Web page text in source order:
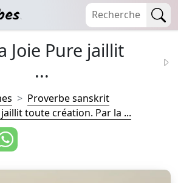
Joie Pure jaillit
...
Proverbe sanskrit
jaillit toute création. Par la ...